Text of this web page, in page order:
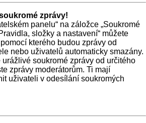
zprávy!
panelu“ na záložce „Soukromé
složky a nastavení“ můžete
kterého budou zprávy od
nebo uživatelů automaticky smazány.
urážlivé soukromé zprávy od určitého
zprávy moderátorům. Ti mají
uživateli v odesílání soukromých